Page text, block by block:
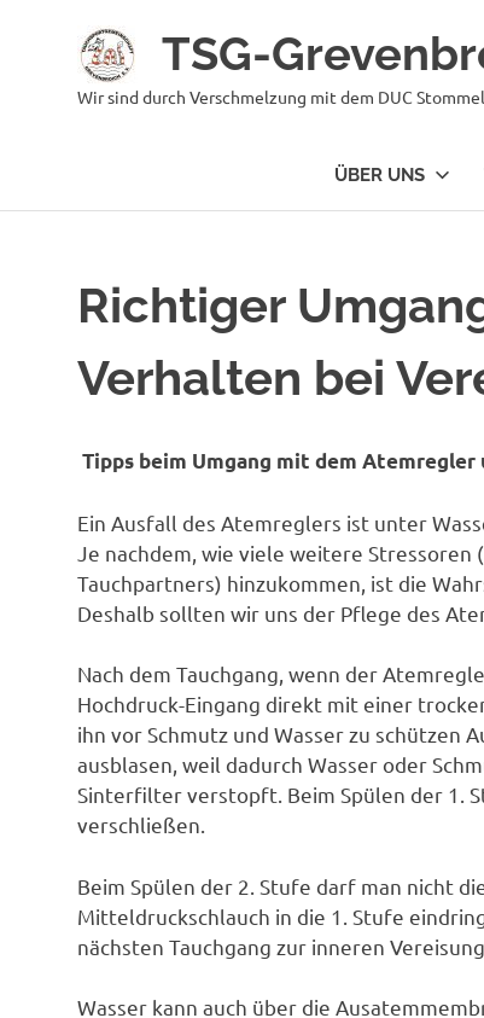
TSG-
Wir sind durch Verschmelzung mit dem DUC
ÜBER UNS
Richtiger
Verhalten bei
Tipps beim Umgang mit dem
Ein Ausfall des Atemreglers ist unter
Je nachdem, wie viele weitere
Tauchpartners) hinzukommen, ist die
Deshalb sollten wir uns der Pflege des
Nach dem Tauchgang, wenn der
Hochdruck-Eingang direkt mit einer
ihn vor Schmutz und Wasser zu schützen
ausblasen, weil dadurch Wasser oder
Sinterfilter verstopft. Beim Spülen der 1.
verschließen.
Beim Spülen der 2. Stufe darf man nicht
Mitteldruckschlauch in die 1. Stufe
nächsten Tauchgang zur inneren
Wasser kann auch über die